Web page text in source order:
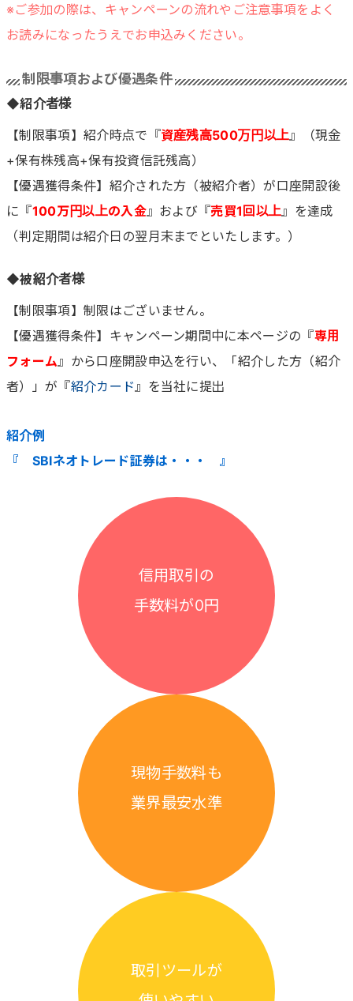
※ご参加の際は、キャンペーンの流れやご注意事項をよく
お読みになったうえでお申込みください。
制限事項および優遇条件
◆紹介者様
【制限事項】紹介時点で『資産残高500万円以上』（現金
+保有株残高+保有投資信託残高）
【優遇獲得条件】紹介された方（被紹介者）が口座開設後
に『100万円以上の入金』および『売買1回以上』を達成
（判定期間は紹介日の翌月末までといたします。）
◆被紹介者様
【制限事項】制限はございません。
【優遇獲得条件】キャンペーン期間中に本ページの『専用
フォーム』から口座開設申込を行い、「紹介した方（紹介
者）」が『紹介カード』を当社に提出
紹介例
『 SBIネオトレード証券は・・・ 』
信用取引の
手数料が0円
現物手数料も
業界最安水準
取引ツールが